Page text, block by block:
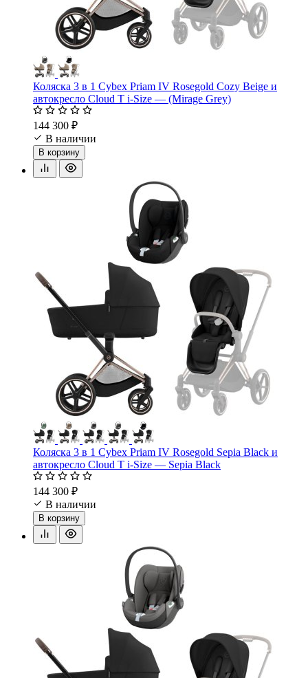
Коляска 3 в 1 Cybex Priam IV Rosegold Cozy Beige и
автокресло Cloud T i-Size — (Mirage Grey)
144 300 ₽
В наличии
В корзину
Коляска 3 в 1 Cybex Priam IV Rosegold Sepia Black и
автокресло Cloud T i-Size — Sepia Black
144 300 ₽
В наличии
В корзину